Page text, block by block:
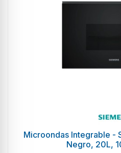
Microondas Integrable -
Negro, 20L,